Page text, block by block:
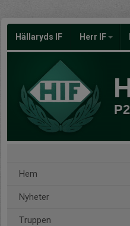
Hällaryds IF Herr IF
Hem
Nyheter
Truppen